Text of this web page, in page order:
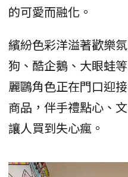
的可愛而融化。
繽紛色彩洋溢著歡樂
狗、酷企鵝、大眼蛙
麗鷗角色正在門口迎
商品，伴手禮點心、
讓人買到失心瘋。